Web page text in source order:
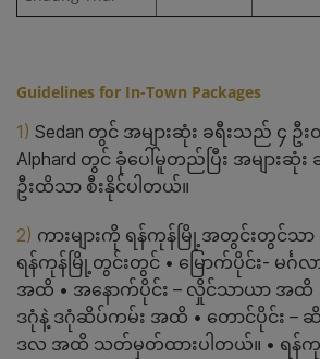
Guidelines for In-Town Packages
1) Sedan တွင် အများဆုံး ခရီးသည် ၄ ဦ
Alphard တွင် ခုံပေါ်မူတည်ပြီး အများဆုံ
ဦးထိသာ စီးနိုင်ပါတယ်။
2) ကားများကို ရန်ကုန်မြို့အတွင်းတွင်သ
ရန်ကုန်မြို့တွင်းတွင် • မြောက်ပိုင်း- မင်္ဂ
အထိ • အနောက်ပိုင်း – လှိုင်သာယာ အထိ
ဒဂုံနဲ့ ဒဂုံဆိပ်ကမ်း အထိ • တောင်ပိုင်း –
ဒလ အထိ သတ်မှတ်ထားပါတယ်။ • ရန်